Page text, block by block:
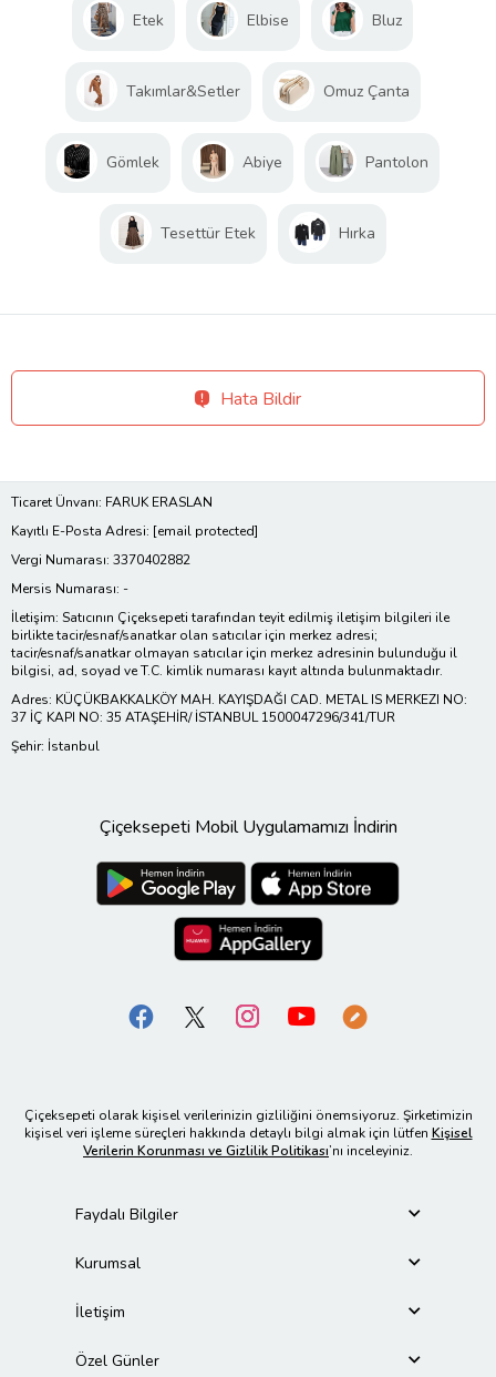
Etek Elbise Bluz
Takımlar&Setler Omuz Çanta
Gömlek Abiye Pantolon
Tesettür Etek Hırka
Hata Bildir
Ticaret Ünvanı: FARUK ERASLAN
Kayıtlı E-Posta Adresi: [email protected]
Vergi Numarası: 3370402882
Mersis Numarası: -
İletişim: Satıcının Çiçeksepeti tarafından teyit edilmiş iletişim bilgileri ile
birlikte tacir/esnaf/sanatkar olan satıcılar için merkez adresi;
tacir/esnaf/sanatkar olmayan satıcılar için merkez adresinin bulunduğu il
bilgisi, ad, soyad ve T.C. kimlik numarası kayıt altında bulunmaktadır.
Adres: KÜÇÜKBAKKALKÖY MAH. KAYIŞDAĞI CAD. METAL IS MERKEZI NO:
37 İÇ KAPI NO: 35 ATAŞEHİR/ İSTANBUL 1500047296/341/TUR
Şehir: İstanbul
Çiçeksepeti Mobil Uygulamamızı İndirin
Çiçeksepeti olarak kişisel verilerinizin gizliliğini önemsiyoruz. Şirketimizin
kişisel veri işleme süreçleri hakkında detaylı bilgi almak için lütfen Kişisel
Verilerin Korunması ve Gizlilik Politikası’nı inceleyiniz.
Faydalı Bilgiler
Kurumsal
İletişim
Özel Günler